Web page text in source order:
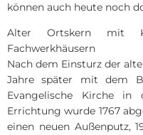
können auch heute noch
Alter Ortskern mit
Fachwerkhäusern
Nach dem Einsturz der
Jahre später mit dem
Evangelische Kirche in
Errichtung wurde 1767
einen neuen Außenputz,